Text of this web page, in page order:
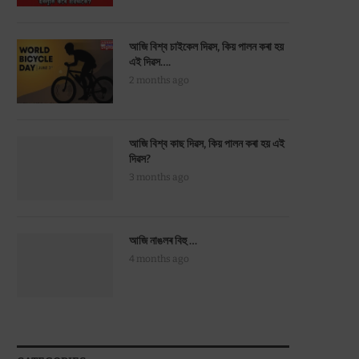
আজি বিশ্ব চাইকেল দিৱস, কিয় পালন কৰা হয়
এই দিৱস….
2 months ago
আজি বিশ্ব কাছ দিৱস, কিয় পালন কৰা হয় এই
দিৱস?
3 months ago
আজি নাঙলৰ বিহু …
4 months ago